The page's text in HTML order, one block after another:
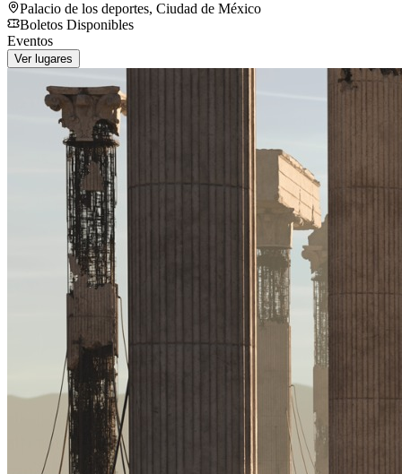
Palacio de los deportes, Ciudad de México
Boletos Disponibles
Eventos
Ver lugares